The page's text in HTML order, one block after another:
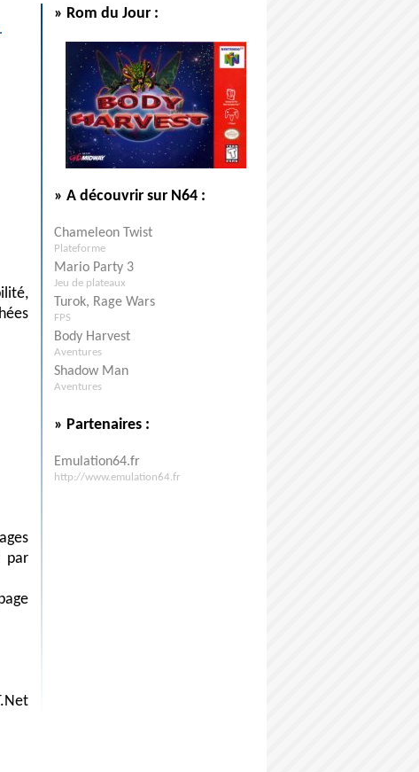
par
» Rom du Jour :
» A découvrir sur N64 :
Chameleon Twist
Plateforme
Mario Party 3
Jeu de plateaux
Turok, Rage Wars
FPS
Body Harvest
Aventures
Shadow Man
Aventures
» Partenaires :
Emulation64.fr
http://www.emulation64.fr